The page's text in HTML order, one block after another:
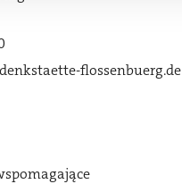
flossenbuerg.de